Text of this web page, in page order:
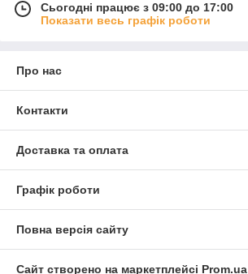
Сьогодні працює з 09:00 до 17:00
Показати весь графік роботи
Про нас
Контакти
Доставка та оплата
Графік роботи
Повна версія сайту
Сайт створено на маркетплейсі Prom.ua